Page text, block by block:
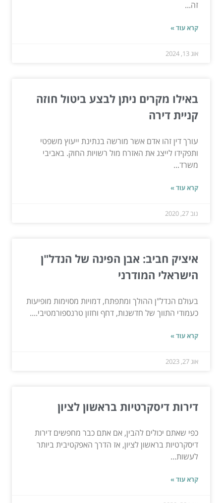
זה...
קרא עוד »
אוג 13, 2024
באילו מקרים ניתן לבצע ביטול חוזה
קניית דירה
עורך דין זהו אדם אשר מורשה בנתינת ייעוץ משפטי
ותפקידו לייצג את האזרח מול רשויות החוק. באביבי
משרד...
קרא עוד »
נוב 27, 2020
איציק חביב: אבן הפינה של הנדל"ן
הישראלי המודרני
בעולם הנדל"ן ההולך ומתפתח, דמויות מסוימות מופיעות
כעמודי התווך של חדשנות, דחף וחזון טרנספורמטיבי....
קרא עוד »
אוג 27, 2023
דירות דיסקרטיות בראשון לציון
כפי שאתם יכולים להבין, אם אתם כבר מחפשים דירות
דיסקרטיות בראשון לציון, אז הדרך האפקטיבית ביותר
לעשות...
קרא עוד »